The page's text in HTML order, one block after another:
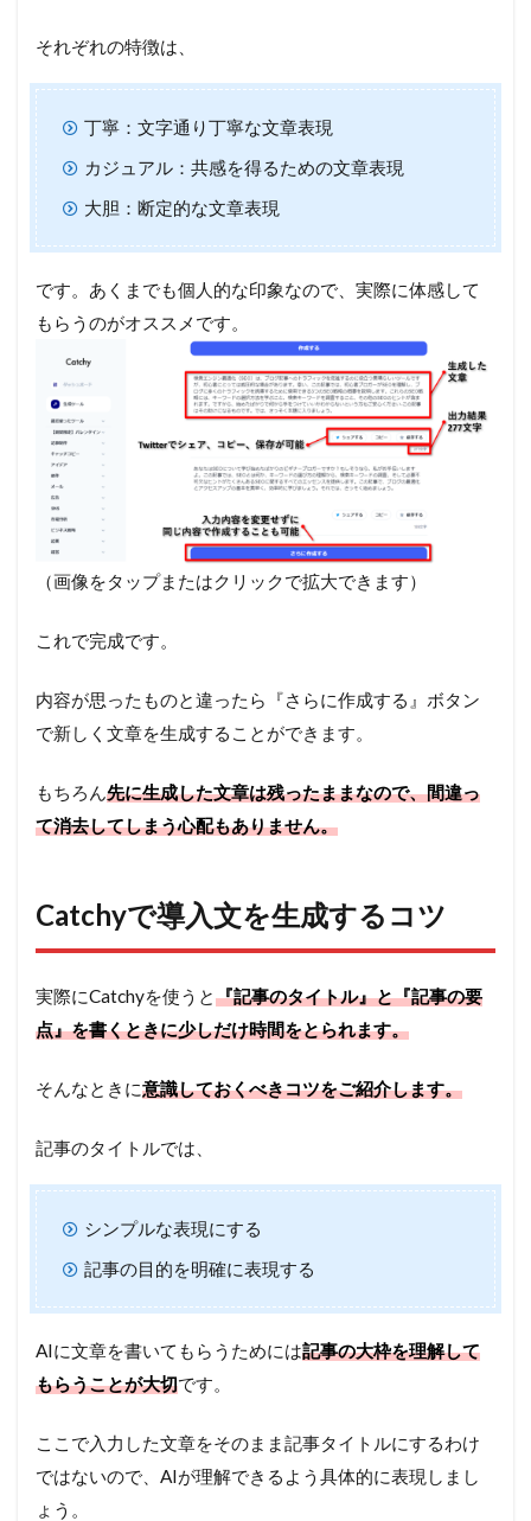
それぞれの特徴は、
丁寧：文字通り丁寧な文章表現
カジュアル：共感を得るための文章表現
大胆：断定的な文章表現
です。あくまでも個人的な印象なので、実際に体感して
もらうのがオススメです。
（画像をタップまたはクリックで拡大できます）
これで完成です。
内容が思ったものと違ったら『さらに作成する』ボタン
で新しく文章を生成することができます。
もちろん 先に生成した文章は残ったままなので、間違っ
て消去してしまう心配もありません。
Catchyで導入文を生成するコツ
実際にCatchyを使うと『記事のタイトル』と『記事の要
点』を書くときに少しだけ時間をとられます。
そんなときに意識しておくべきコツをご紹介します。
記事のタイトルでは、
シンプルな表現にする
記事の目的を明確に表現する
AIに文章を書いてもらうためには記事の大枠を理解して
もらうことが大切です。
ここで入力した文章をそのまま記事タイトルにするわけ
ではないので、AIが理解できるよう具体的に表現しまし
ょう。